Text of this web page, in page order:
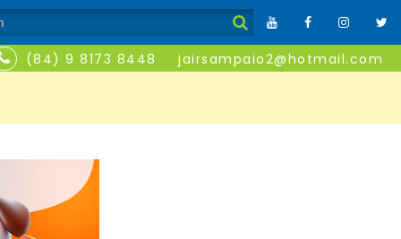
(84) 9 8173 8448 jairsampaio2@hotmail.com